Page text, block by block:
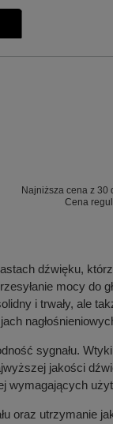
Najniższa cena z 30
Cena
dźwięku,
mocy do
i trwały, ale
sygnału.
jakości
wymagających
oraz utrzymanie